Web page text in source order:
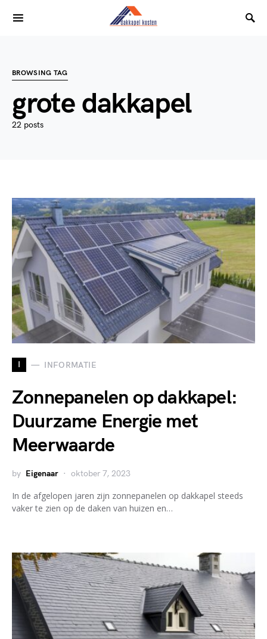
BROWSING TAG
grote dakkapel
22 posts
I INFORMATIE
Zonnepanelen op dakkapel:
Duurzame Energie met
Meerwaarde
by Eigenaar oktober 7, 2023
In de afgelopen jaren zijn zonnepanelen op dakkapel steeds
vaker te zien op de daken van huizen en…